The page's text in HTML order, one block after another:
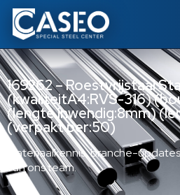
169262 – Roestvrijstaal
(kwaliteitA4:RVS-316)
(lengte inwendig:8mm)
(verpakt per:50)
Materiaalkennis, branche-
van ons team.